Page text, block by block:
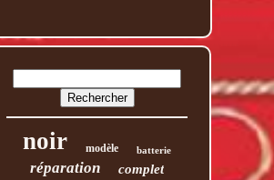
noir modèle batterie
réparation complet